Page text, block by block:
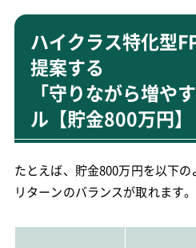
ハイクラス特化型
提案する
「守りながら増や
ル【貯金800万円】
たとえば、貯金800万円を以下
リターンのバランスが取れます。